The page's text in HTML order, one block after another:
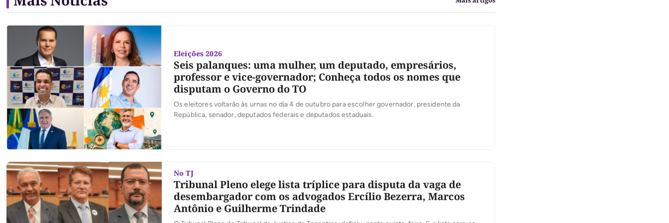
Eleições 2026
Seis palanques: uma mulher, um deputado, empresários,
professor e vice-governador; Conheça todos os nomes que
disputam o Governo do TO
Os eleitores voltarão às urnas no dia 4 de outubro para escolher governador, presidente da
República, senador, deputados federais e deputados estaduais.
No TJ
Tribunal Pleno elege lista tríplice para disputa da vaga de
desembargador com os advogados Ercílio Bezerra, Marcos
Antônio e Guilherme Trindade